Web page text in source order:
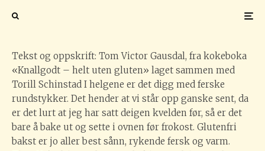
Tekst og oppskrift: Tom Victor Gausdal, fra kokeboka
«Knallgodt – helt uten gluten» laget sammen med
Torill Schinstad I helgene er det digg med ferske
rundstykker. Det hender at vi står opp ganske sent, da
er det lurt at jeg har satt deigen kvelden før, så er det
bare å bake ut og sette i ovnen før frokost. Glutenfri
bakst er jo aller best sånn, rykende fersk og varm.